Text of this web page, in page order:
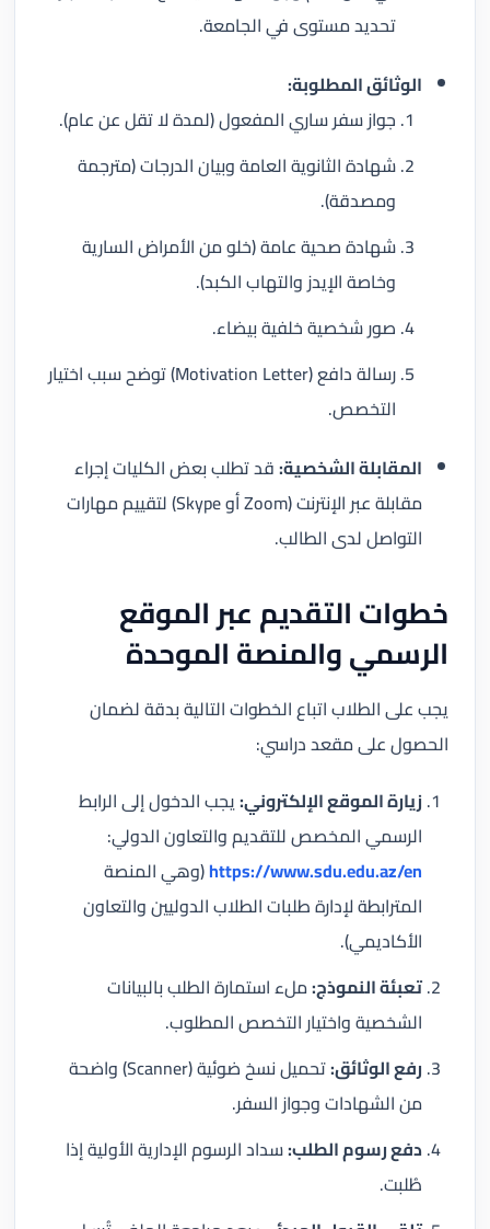
تحديد مستوى في الجامعة.
الوثائق المطلوبة:
جواز سفر ساري المفعول (لمدة لا تقل عن عام).
شهادة الثانوية العامة وبيان الدرجات (مترجمة
ومصدقة).
شهادة صحية عامة (خلو من الأمراض السارية
وخاصة الإيدز والتهاب الكبد).
صور شخصية خلفية بيضاء.
رسالة دافع (Motivation Letter) توضح سبب اختيار
التخصص.
المقابلة الشخصية:قد تطلب بعض الكليات إجراء
مقابلة عبر الإنترنت (Zoom أو Skype) لتقييم مهارات
التواصل لدى الطالب.
خطوات التقديم عبر الموقع
الرسمي والمنصة الموحدة
يجب على الطلاب اتباع الخطوات التالية بدقة لضمان
الحصول على مقعد دراسي:
زيارة الموقع الإلكتروني:يجب الدخول إلى الرابط
الرسمي المخصص للتقديم والتعاون الدولي:
https://www.sdu.edu.az/en(وهي المنصة
المترابطة لإدارة طلبات الطلاب الدوليين والتعاون
الأكاديمي).
تعبئة النموذج:ملء استمارة الطلب بالبيانات
الشخصية واختيار التخصص المطلوب.
رفع الوثائق:
تحميل نسخ ضوئية (Scanner) واضحة
من الشهادات وجواز السفر.
دفع رسوم الطلب:سداد الرسوم الإدارية الأولية إذا
طُلبت.